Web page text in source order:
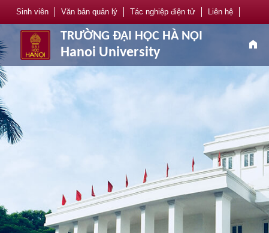
Sinh viên Văn bản quản lý Tác nghiệp điện tử Liên hệ
TRƯỜNG ĐẠI HỌC HÀ NỘI
Hanoi University
home